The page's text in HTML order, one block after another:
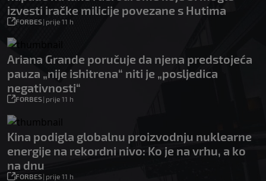
izvesti iračke milicije povezane s Hutima
FORBES| prije 11 h
Ariana Grande poručuje da njena predstojeća
pauza „nije ishitrena“ niti je „posljedica
negativnosti“
FORBES| prije 11 h
Kina podigla globalnu proizvodnju nuklearne
energije na rekordni nivo: Ko je na vrhu, a ko
na dnu
FORBES| prije 11 h